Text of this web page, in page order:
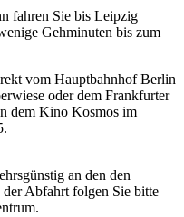
fahren Sie bis Leipzig
Gehminuten bis zum
vom Hauptbahnhof Berlin
oder dem Frankfurter
dem Kino Kosmos im
an den den
Abfahrt folgen Sie bitte